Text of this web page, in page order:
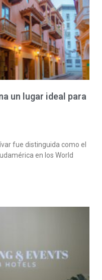
un lugar ideal para
fue distinguida como el
en los World